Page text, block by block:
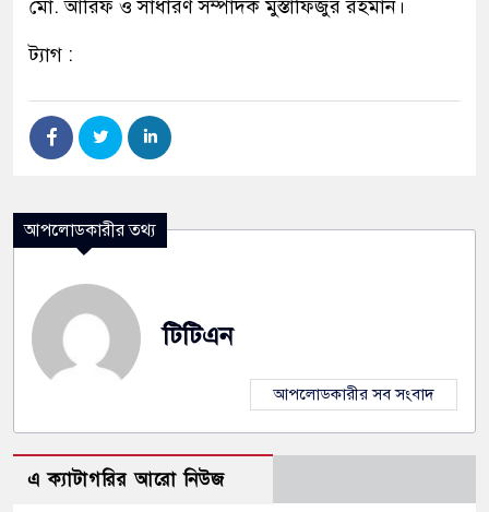
মো. আরিফ ও সাধারণ সম্পাদক মুস্তাফিজুর রহমান।
ট্যাগ :
আপলোডকারীর তথ্য
টিটিএন
আপলোডকারীর সব সংবাদ
এ ক্যাটাগরির আরো নিউজ